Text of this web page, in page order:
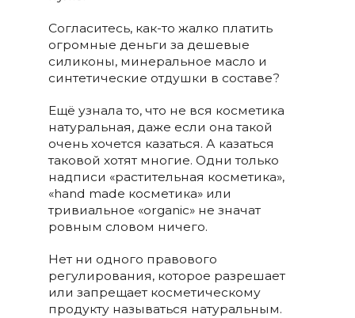
Согласитесь, как-то жалко платить
огромные деньги за дешевые
силиконы, минеральное масло и
синтетические отдушки в составе?
Ещё узнала то, что не вся косметика
натуральная, даже если она такой
очень хочется казаться. А казаться
таковой хотят многие. Одни только
надписи «растительная косметика»,
«hand made косметика» или
тривиальное «organic» не значат
ровным словом ничего.
Нет ни одного правового
регулирования, которое разрешает
или запрещает косметическому
продукту называться натуральным.